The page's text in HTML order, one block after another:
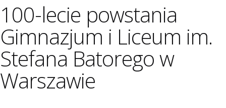
100-lecie powstania
Gimnazjum i Liceum im.
Stefana Batorego w
Warszawie